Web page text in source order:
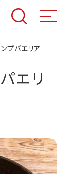
プパエリア
エリ